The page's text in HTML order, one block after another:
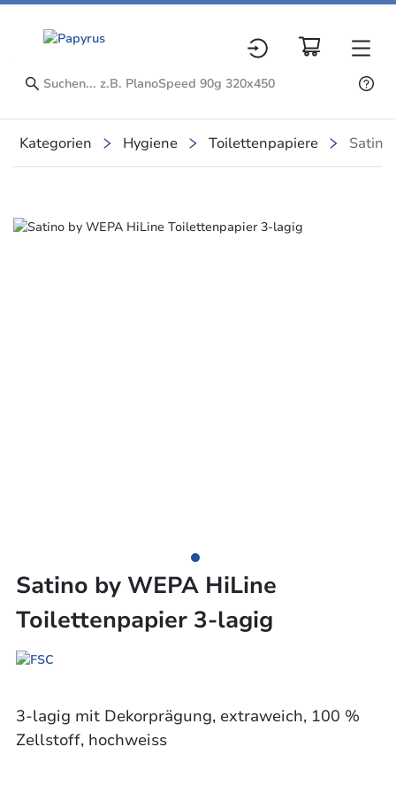
Kategorien Hygiene Toilettenpapiere
Slide 1 of 1
Satino by WEPA HiLine
Toilettenpapier 3-lagig
3-lagig mit Dekorprägung, extraweich, 100 %
Zellstoff, hochweiss